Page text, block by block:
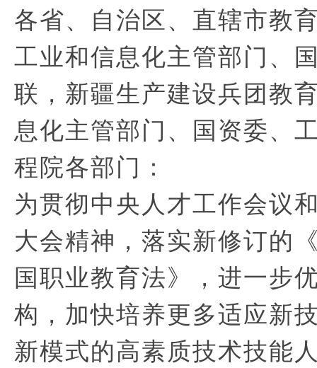
各省、自治区、直辖市教
工业和信息化主管部门、
联，新疆生产建设兵团教
息化主管部门、国资委、
程院各部门：
为贯彻中央人才工作会议
大会精神，落实新修订的
国职业教育法》，进一步
构，加快培养更多适应新
新模式的高素质技术技能